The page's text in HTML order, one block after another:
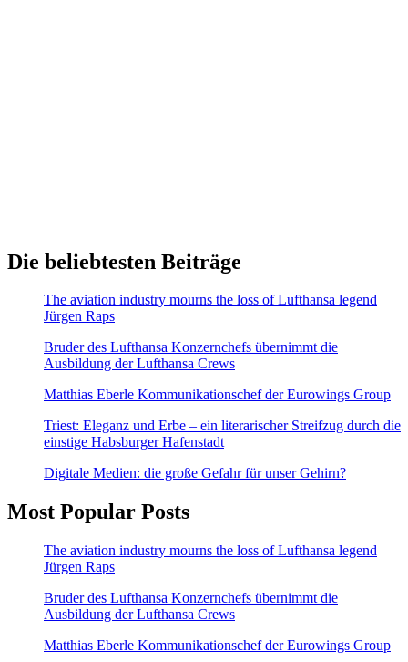
Die beliebtesten Beiträge
The aviation industry mourns the loss of Lufthansa legend
Jürgen Raps
Bruder des Lufthansa Konzernchefs übernimmt die
Ausbildung der Lufthansa Crews
Matthias Eberle Kommunikationschef der Eurowings Group
Triest: Eleganz und Erbe – ein literarischer Streifzug durch die
einstige Habsburger Hafenstadt
Digitale Medien: die große Gefahr für unser Gehirn?
Most Popular Posts
The aviation industry mourns the loss of Lufthansa legend
Jürgen Raps
Bruder des Lufthansa Konzernchefs übernimmt die
Ausbildung der Lufthansa Crews
Matthias Eberle Kommunikationschef der Eurowings Group